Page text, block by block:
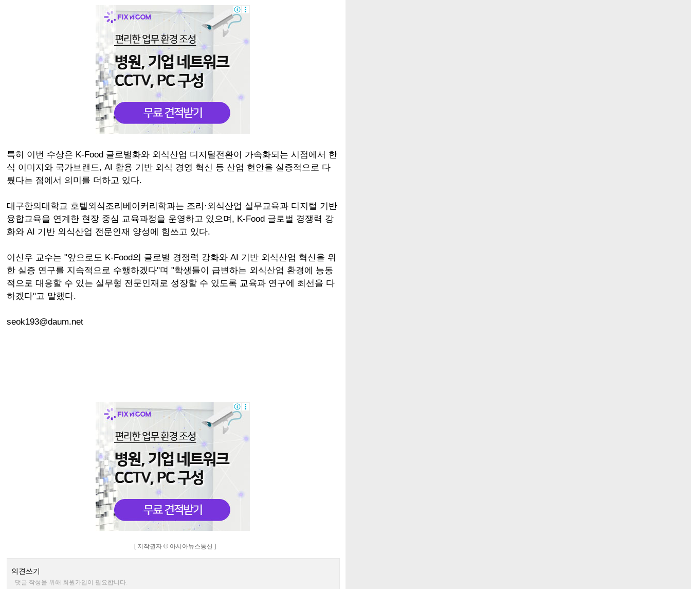
특히 이번 수상은 K-Food 글로벌화와 외식산업 디지털전환이 가속화되는 시점에서 한
식 이미지와 국가브랜드, AI 활용 기반 외식 경영 혁신 등 산업 현안을 실증적으로 다
뤘다는 점에서 의미를 더하고 있다.
대구한의대학교 호텔외식조리베이커리학과는 조리·외식산업 실무교육과 디지털 기반
융합교육을 연계한 현장 중심 교육과정을 운영하고 있으며, K-Food 글로벌 경쟁력 강
화와 AI 기반 외식산업 전문인재 양성에 힘쓰고 있다.
이신우 교수는 "앞으로도 K-Food의 글로벌 경쟁력 강화와 AI 기반 외식산업 혁신을 위
한 실증 연구를 지속적으로 수행하겠다"며 "학생들이 급변하는 외식산업 환경에 능동
적으로 대응할 수 있는 실무형 전문인재로 성장할 수 있도록 교육과 연구에 최선을 다
하겠다"고 말했다.
seok193@daum.net
[ 저작권자 © 아시아뉴스통신 ]
의견쓰기
댓글 작성을 위해 회원가입이 필요합니다.